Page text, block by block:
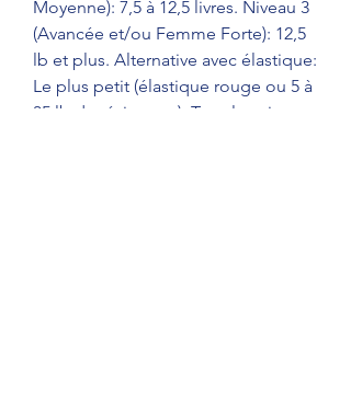
Moyenne): 7,5 à 12,5 livres. Niveau 3
(Avancée et/ou Femme Forte): 12,5
lb et plus. Alternative avec élastique:
Le plus petit (élastique rouge ou 5 à
35 lb de résistance) ️ Tous les niveaux